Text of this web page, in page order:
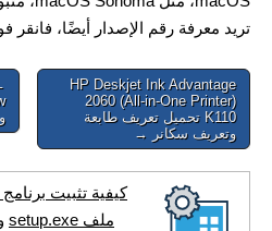
تريد معرفة رقم الإصدار أيضًا، فانقر
Post
navigation
HP Deskjet Ink Advantage
2060 (All-in-One Printer)
K110 تحميل تعريف طابعة
وتعريف سكانر →
كيفية تثبيت
ملف setup.exe